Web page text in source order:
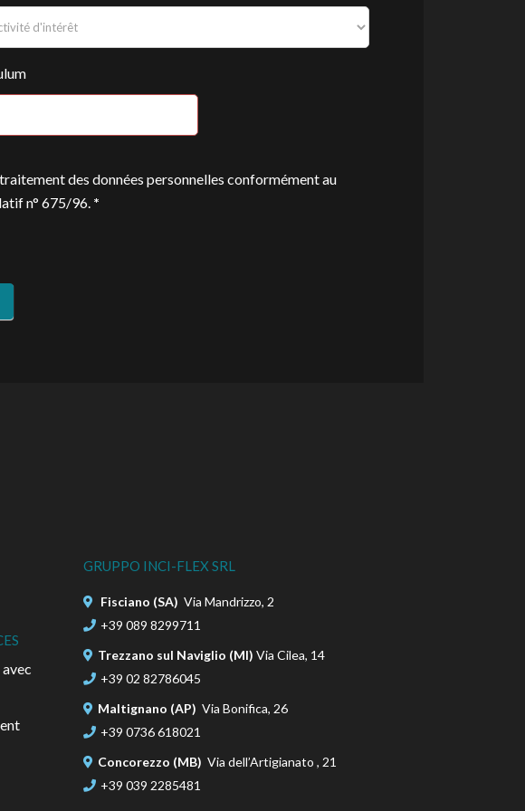
des données personnelles conformément au
n° 675/96. *
GRUPPO INCI-FLEX SRL
Fisciano (SA) Via Mandrizzo, 2
+39 089 8299711
Trezzano sul Naviglio (MI)Via Cilea, 14
+39 02 82786045
Maltignano (AP) Via Bonifica, 26
+39 0736 618021
Concorezzo (MB) Via dell’Artigianato , 21
+39 039 2285481